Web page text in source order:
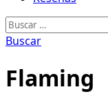
Buscar:
Buscar
Flaming